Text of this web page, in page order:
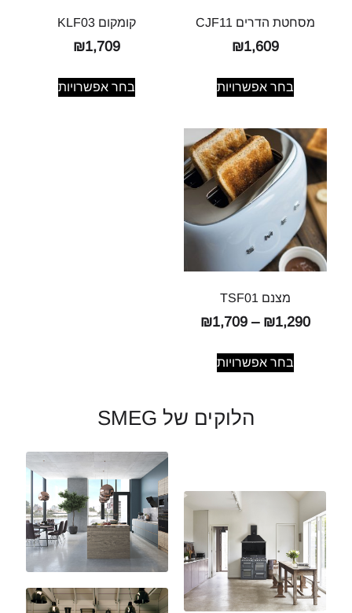
מסחטת הדרים CJF11
₪1,609
בחר אפשרויות
קומקום KLF03
₪1,709
בחר אפשרויות
מצנם TSF01
₪1,290
–
₪1,709
בחר אפשרויות
הלוקים של SMEG